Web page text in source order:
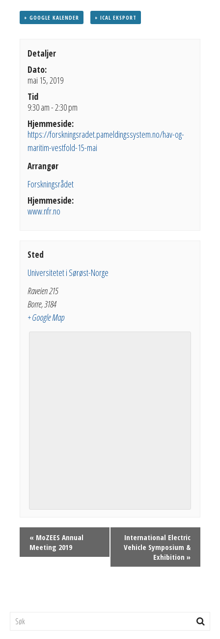
+ GOOGLE KALENDER + ICAL EKSPORT
Detaljer
Dato:
mai 15, 2019
Tid
9:30 am - 2:30 pm
Hjemmeside:
https://forskningsradet.pameldingssystem.no/hav-og-
maritim-vestfold-15-mai
Arrangør
Forskningsrådet
Hjemmeside:
www.nfr.no
Sted
Universitetet i Sørøst-Norge
Raveien 215
Borre,3184
+ Google Map
Hendelse
Navigasjon
« MoZEES Annual
Meeting 2019
International Electric
Vehicle Symposium &
Exhibition »